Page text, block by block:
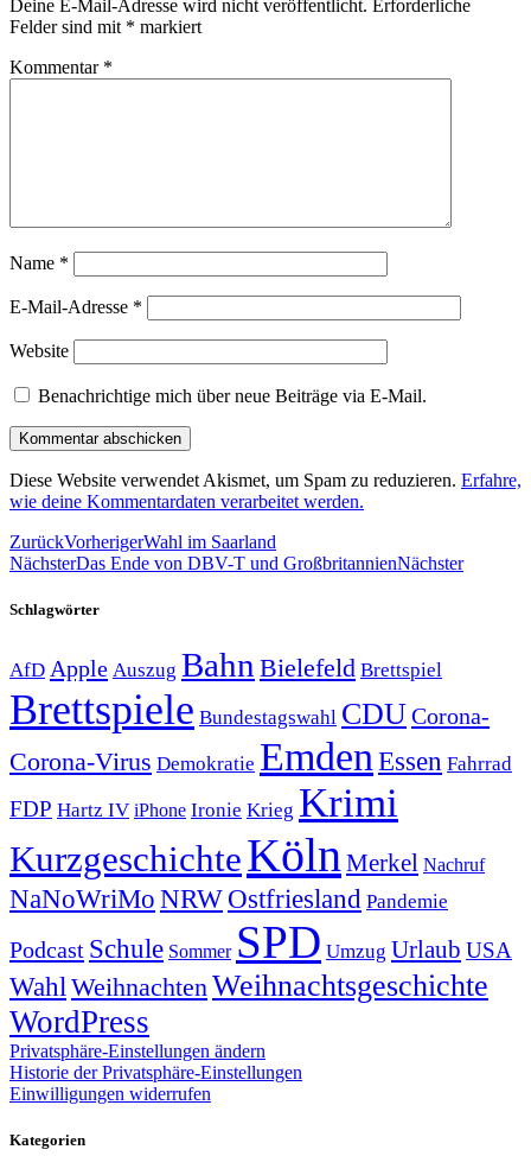
Deine E-Mail-Adresse wird nicht veröffentlicht. Erforderliche
Felder sind mit * markiert
Kommentar *
Name *
E-Mail-Adresse *
Website
Benachrichtige mich über neue Beiträge via E-Mail.
Diese Website verwendet Akismet, um Spam zu reduzieren. Erfahre,
wie deine Kommentardaten verarbeitet werden.
ZurückVorherigerWahl im Saarland
NächsterDas Ende von DBV-T und GroßbritannienNächster
Schlagwörter
AfD Apple Auszug Bahn Bielefeld Brettspiel
Brettspiele Bundestagswahl CDUCorona-
Corona-Virus Demokratie Emden Essen Fahrrad
FDP Hartz IV iPhone Ironie Krieg Krimi
KurzgeschichteKölnMerkel Nachruf
NaNoWriMo NRWOstfriesland Pandemie
Podcast Schule Sommer SPD Umzug Urlaub USA
Wahl WeihnachtenWeihnachtsgeschichte
WordPress
Privatsphäre-Einstellungen ändern
Historie der Privatsphäre-Einstellungen
Einwilligungen widerrufen
Kategorien